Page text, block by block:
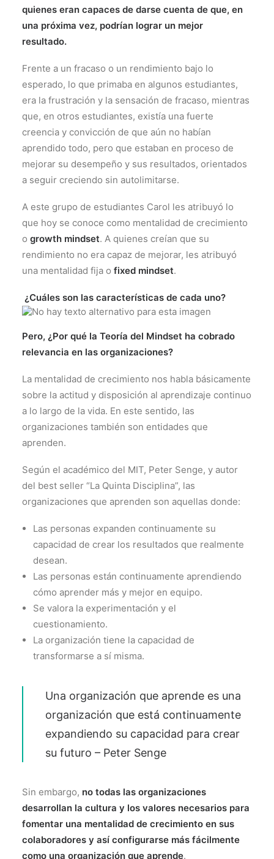
quienes eran capaces de darse cuenta de que, en
una próxima vez, podrían lograr un mejor
resultado.
Frente a un fracaso o un rendimiento bajo lo
esperado, lo que primaba en algunos estudiantes,
era la frustración y la sensación de fracaso, mientras
que, en otros estudiantes, existía una fuerte
creencia y convicción de que aún no habían
aprendido todo, pero que estaban en proceso de
mejorar su desempeño y sus resultados, orientados
a seguir creciendo sin autolimitarse.
A este grupo de estudiantes Carol les atribuyó lo
que hoy se conoce como mentalidad de crecimiento
o growth mindset. A quienes creían que su
rendimiento no era capaz de mejorar, les atribuyó
una mentalidad fija o fixed mindset.
¿Cuáles son las características de cada uno?
Pero, ¿Por qué la Teoría del Mindset ha cobrado
relevancia en las organizaciones?
La mentalidad de crecimiento nos habla básicamente
sobre la actitud y disposición al aprendizaje continuo
a lo largo de la vida. En este sentido, las
organizaciones también son entidades que
aprenden.
Según el académico del MIT, Peter Senge, y autor
del best seller “La Quinta Disciplina”, las
organizaciones que aprenden son aquellas donde:
Las personas expanden continuamente su
capacidad de crear los resultados que realmente
desean.
Las personas están continuamente aprendiendo
cómo aprender más y mejor en equipo.
Se valora la experimentación y el
cuestionamiento.
La organización tiene la capacidad de
transformarse a sí misma.
Una organización que aprende es una
organización que está continuamente
expandiendo su capacidad para crear
su futuro – Peter Senge
Sin embargo, no todas las organizaciones
desarrollan la cultura y los valores necesarios para
fomentar una mentalidad de crecimiento en sus
colaboradores y así configurarse más fácilmente
como una organización que aprende.